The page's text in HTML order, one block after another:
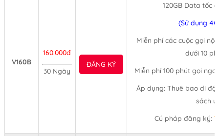
V160B
160.000đ
30 Ngày
ĐĂNG KÝ
120GB Data tốc
(Sử dụng
Miễn phí các cuộc gọi
dưới 10
Miễn phí 100 phút gọi
Áp dụng: Thuê bao di
sách
Cú pháp đăng ký: